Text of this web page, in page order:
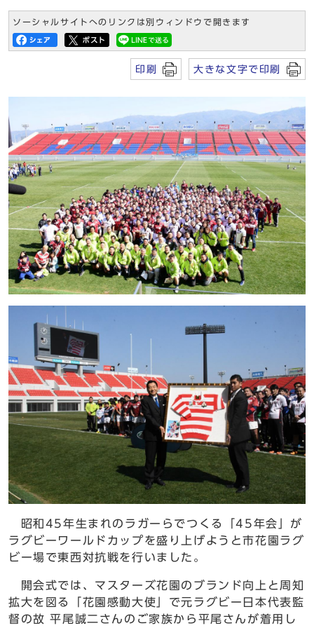
ソーシャルサイトへのリンクは別ウィンドウで開きます
印刷 大きな文字で印刷
昭和45年生まれのラガーらでつくる「45年会」が
ラグビーワールドカップを盛り上げようと市花園ラグ
ビー場で東西対抗戦を行いました。
開会式では、マスターズ花園のブランド向上と周知
拡大を図る「花園感動大使」で元ラグビー日本代表監
督の故 平尾誠二さんのご家族から平尾さんが着用し